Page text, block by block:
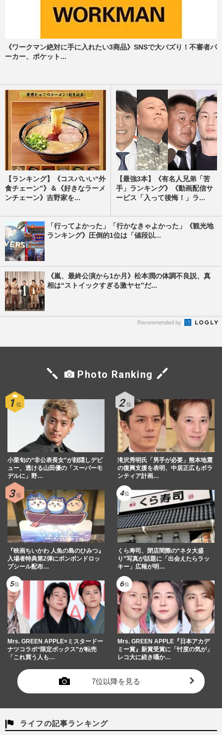
《ワークマン絶対に手に入れたい3商品》SNSで大バズり！不審者パ
ーカー、ポケット...
【ランキング】《コスパいい“外
食チェーン”》＆《好きなラーメ
ンチェーン》吉野家を...
【最強3本】《有名人兄弟「苦
手」ランキング》《動画配信サ
ービス「入って後悔！」ラ...
「行ってよかった」「行かなきゃよかった」《観光地
ランキング》圧倒的1位は「値段以...
《嵐、最終公演から1か月》松本潤の体調不良説、真
相は“ストイックすぎる激ヤセ”だ...
Recommended by
Photo Ranking
小栗旬の“非公表長女”が顔隠しデビ
ュー、透ける山田優の「スーパーモ
デルに」野…
滝沢秀明氏「男手が必要」熊本地震
の復興支援を表明、中居正広もボラ
ンティア計画…
『映画ちいかわ 人魚の島のひみつ』
入場者特典第2弾にボンボンドロッ
プシール配布…
くら寿司、閉店間際の“ネタ大盛
り”写真が話題に「出会えたらラッ
キー」広報が明…
Mrs. GREEN APPLE×ミスタードー
ナツコラボ“限定ボックス”が転売
「これ買う人も…
Mrs. GREEN APPLE『日本アカデ
ミー賞』新賞受賞に「忖度の気が」
レコ大に続き囁か…
7位以降を見る
ライフの記事ランキング